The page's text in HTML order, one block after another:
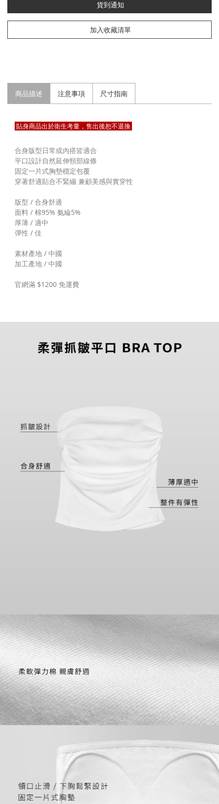
貨到通知
加入收藏清單
商品描述 注意事項 尺寸指南
貼身商品出於衛生考量，售出後恕不退換
合身版型日常或內搭皆適合
平口設計自然延伸頸部線條
固定一片式胸墊穩定包覆
穿著舒適貼合不緊繃 兼顧美感與實穿性
版型 / 合身舒適
面料 / 棉95% 氨綸5%
厚薄 / 適中
彈性 / 佳
素材產地 / 中國
加工產地 / 中國
官網滿 $1200 免運費